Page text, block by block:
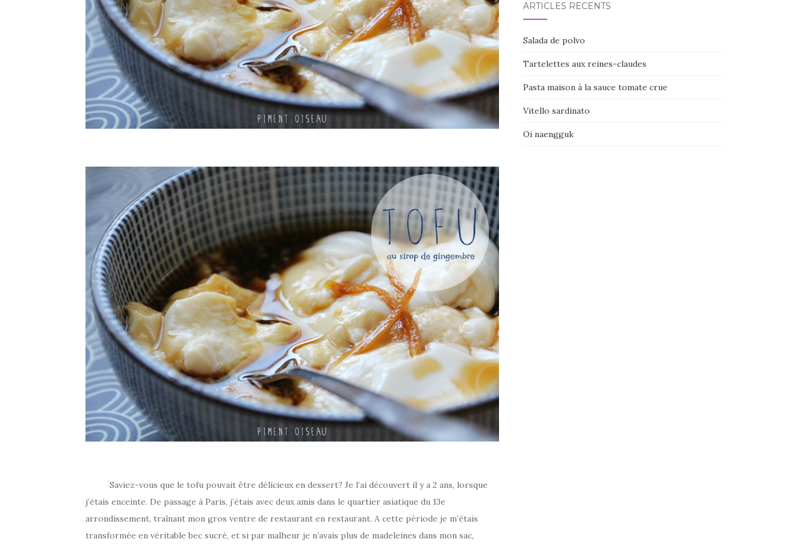
Saviez-vous que le tofu pouvait être délicieux en dessert? Je l’ai découvert il y a 2 ans, lorsque
j’étais enceinte. De passage à Paris, j’étais avec deux amis dans le quartier asiatique du 13e
arrondissement, traînant mon gros ventre de restaurant en restaurant. A cette période je m’étais
transformée en véritable bec sucré, et si par malheur je n’avais plus de madeleines dans mon sac,
ARTICLES RÉCENTS
Salada de polvo
Tartelettes aux reines-claudes
Pasta maison à la sauce tomate crue
Vitello sardinato
Oi naengguk